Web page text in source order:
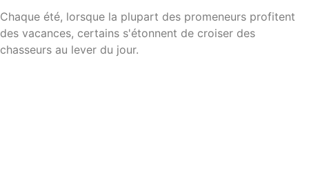
Chaque été, lorsque la plupart des promeneurs profitent
des vacances, certains s'étonnent de croiser des
chasseurs au lever du jour.